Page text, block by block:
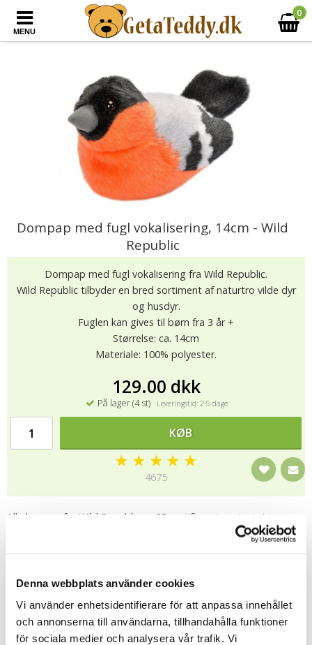
Denna webbplats använder cookies
Vi använder enhetsidentifierare för att anpassa innehållet
och annonserna till användarna, tillhandahålla funktioner
för sociala medier och analysera vår trafik. Vi
MENU
0
Dompap med fugl vokalisering, 14cm - Wild
Republic
Dompap med fugl vokalisering fra Wild Republic.
Wild Republic tilbyder en bred sortiment af naturtro vilde dyr
og husdyr.
Fuglen kan gives til børn fra 3 år +
Størrelse: ca. 14cm
Materiale: 100% polyester.
129.00 dkk
På lager (4 st) Leveringstid: 2-5 dage
KØB
★ ★ ★ ★ ★
4675
Alle bamser fra Wild Republic er CE-certificeret og testet i
henhold til EN71 standard (EU-regelsæt for sikkerhedskrav til
legetøj), dvs de indeholder ingen farlige kemikalier, har
egenskaber faste detaljer og er brandhæmmende. Bamser fra
til at aftørre bamse og derefter børste dens pels, når bamsen er
Fortælle